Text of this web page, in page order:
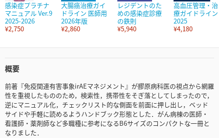
感染症プラチナ
マニュアル Ver.9
2025-2026
¥2,750
大腸癌治療ガイ
ドライン 医師用
2026年版
¥2,860
レジデントのた
めの感染症診療
の鉄則
¥5,940
高血圧管理・治
療ガイドライン
2025
¥4,180
概要
前著『免疫関連有害事象irAEマネジメント』が膠原病科医の視点から網羅
性を重視したもののため，検索性，携帯性をそぎ落としてしまったので，
逆にマニュアル化，チェックリスト的な側面を前面に押し出し，ベッド
サイドや手軽に読めるようハンドブック形態とした．がん病棟の医師・
看護師・薬剤師など多職種に参考になるB6サイズのコンパクトな一冊と
なりました．